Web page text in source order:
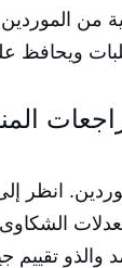
من
ويحافظ
انظر
والذو تقييم